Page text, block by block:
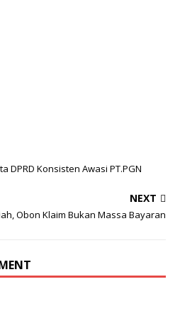
DPRD Konsisten Awasi PT.PGN
NEXT
Obon Klaim Bukan Massa Bayaran